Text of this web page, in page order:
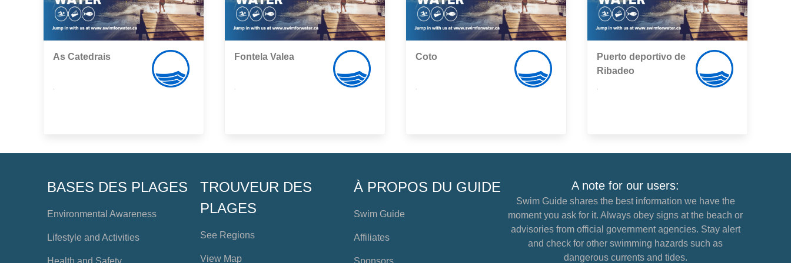
As Catedrais Fontela Valea Coto
Puerto deportivo de
Ribadeo
BASES DES PLAGES
Environmental Awareness
Lifestyle and Activities
Health and Safety
TROUVEUR DES
PLAGES
See Regions
View Map
À PROPOS DU GUIDE
Swim Guide
Affiliates
Sponsors
A note for our users:
Swim Guide shares the best information we have the
moment you ask for it. Always obey signs at the beach or
advisories from official government agencies. Stay alert
and check for other swimming hazards such as
dangerous currents and tides.